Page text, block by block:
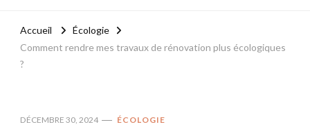
Accueil
Écologie
Comment rendre mes travaux de rénovation plus écologiques
?
DÉCEMBRE 30, 2024 ÉCOLOGIE